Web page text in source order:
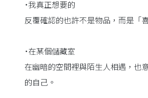
˙我真正想要的
反覆確認的也許不是物品，而是「
˙在某個儲藏室
在幽暗的空間裡與陌生人相遇，也
的自己。